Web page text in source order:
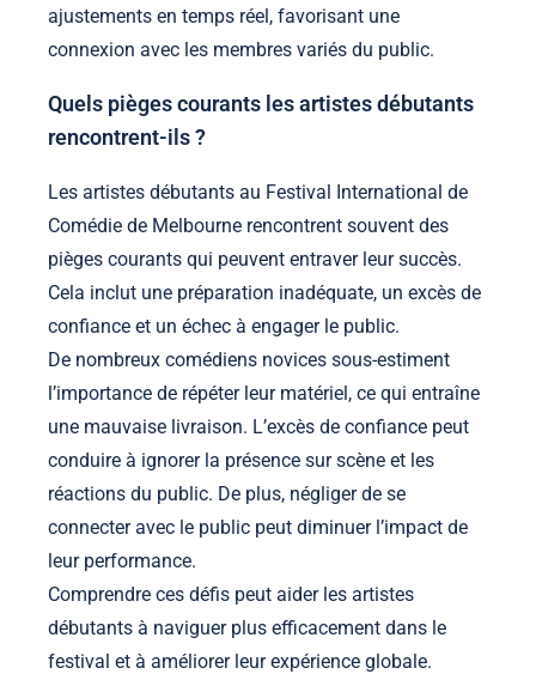
ajustements en temps réel, favorisant une
connexion avec les membres variés du public.
Quels pièges courants les artistes débutants
rencontrent-ils ?
Les artistes débutants au Festival International de
Comédie de Melbourne rencontrent souvent des
pièges courants qui peuvent entraver leur succès.
Cela inclut une préparation inadéquate, un excès de
confiance et un échec à engager le public.
De nombreux comédiens novices sous-estiment
l’importance de répéter leur matériel, ce qui entraîne
une mauvaise livraison. L’excès de confiance peut
conduire à ignorer la présence sur scène et les
réactions du public. De plus, négliger de se
connecter avec le public peut diminuer l’impact de
leur performance.
Comprendre ces défis peut aider les artistes
débutants à naviguer plus efficacement dans le
festival et à améliorer leur expérience globale.